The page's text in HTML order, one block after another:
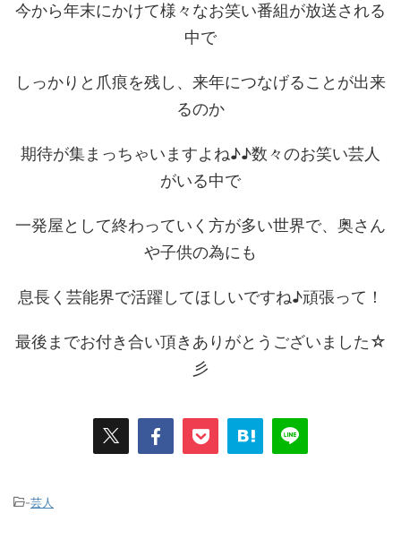
今から年末にかけて様々なお笑い番組が放送される
中で
しっかりと爪痕を残し、来年につなげることが出来
るのか
期待が集まっちゃいますよね♪♪数々のお笑い芸人
がいる中で
一発屋として終わっていく方が多い世界で、奥さん
や子供の為にも
息長く芸能界で活躍してほしいですね♪頑張って！
最後までお付き合い頂きありがとうございました☆
彡
-芸人